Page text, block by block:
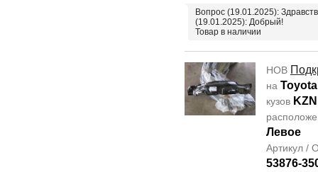
Вопрос (19.01.2025):
(19.01.2025): Добрый!
Товар в наличии
НОВ
на
кузов
Левое
Артикул /
53876-